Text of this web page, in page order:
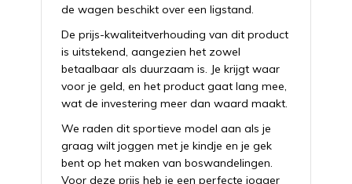
de wagen beschikt over een ligstand.
De prijs-kwaliteitverhouding van dit product
is uitstekend, aangezien het zowel
betaalbaar als duurzaam is. Je krijgt waar
voor je geld, en het product gaat lang mee,
wat de investering meer dan waard maakt.
We raden dit sportieve model aan als je
graag wilt joggen met je kindje en je gek
bent op het maken van boswandelingen.
Voor deze prijs heb je een perfecte jogger